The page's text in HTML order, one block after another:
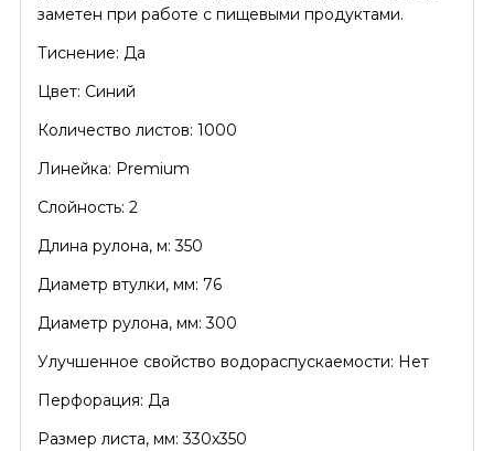
заметен при работе с пищевыми продуктами.
Тиснение: Да
Цвет: Синий
Количество листов: 1000
Линейка: Premium
Слойность: 2
Длина рулона, м: 350
Диаметр втулки, мм: 76
Диаметр рулона, мм: 300
Улучшенное свойство водораспускаемости: Нет
Перфорация: Да
Размер листа, мм: 330x350